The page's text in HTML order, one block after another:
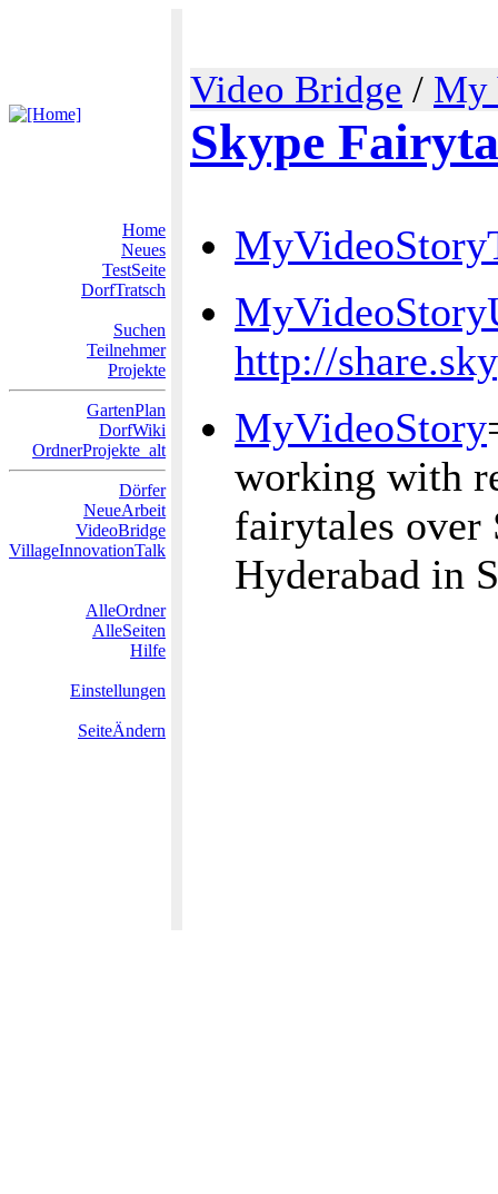
Video Bridge / My
Skype
Home
Neues
TestSeite
DorfTratsch
Suchen
Teilnehmer
Projekte
GartenPlan
DorfWiki
OrdnerProjekte_alt
Dörfer
NeueArbeit
VideoBridge
VillageInnovationTalk
AlleOrdner
AlleSeiten
Hilfe
Einstellungen
SeiteÄndern
http://
MyVideoStory
working with
fairytales over
Hyderabad in